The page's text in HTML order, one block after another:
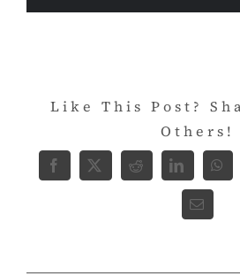
Like This Post?
Others!
Facebook
X RedditLinkedIn
E-
Mail